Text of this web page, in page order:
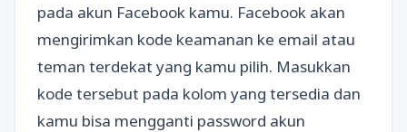
pada akun Facebook kamu. Facebook akan
mengirimkan kode keamanan ke email atau
teman terdekat yang kamu pilih. Masukkan
kode tersebut pada kolom yang tersedia dan
kamu bisa mengganti password akun